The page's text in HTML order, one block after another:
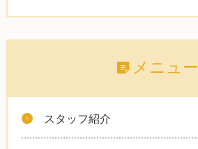
メニュー
スタッフ紹介